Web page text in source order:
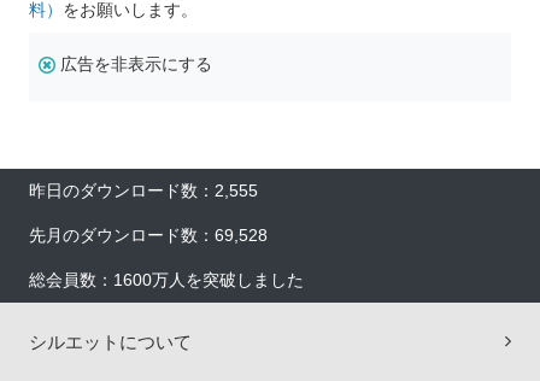
料） をお願いします。
広告を非表示にする
昨日のダウンロード数：2,555
先月のダウンロード数：69,528
総会員数：1600万人を突破しました
シルエットについて